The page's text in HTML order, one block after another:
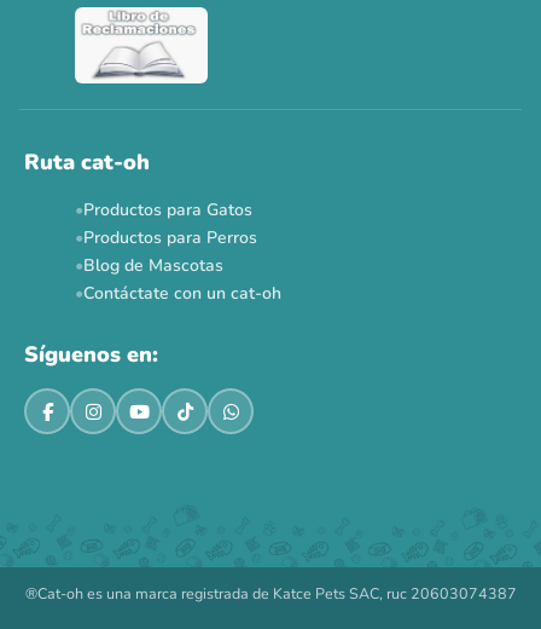
Ver todas las promos 🐾
Ruta cat-oh
Productos para Gatos
Productos para Perros
Blog de Mascotas
Contáctate con un cat-oh
Síguenos en:
®Cat-oh es una marca registrada de Katce Pets SAC, ruc 20603074387